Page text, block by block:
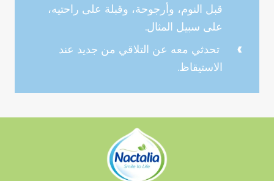
قبل النوم، وأرجوحة، وقبلة على راحتيه،
على سبيل المثال.
تحدثي معه عن التلاقي من جديد عند
الاستيقاظ.